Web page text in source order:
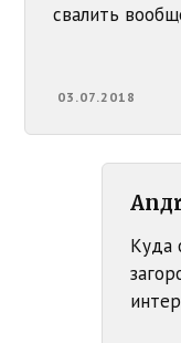
свалить
03.07.2018
Куда